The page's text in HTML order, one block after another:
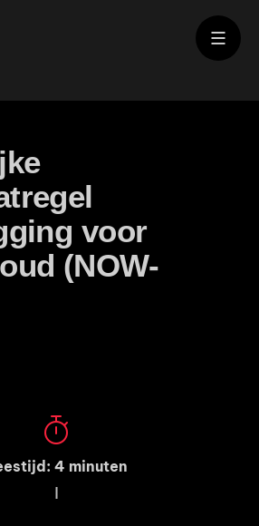
voor
(NOW-
4 minuten